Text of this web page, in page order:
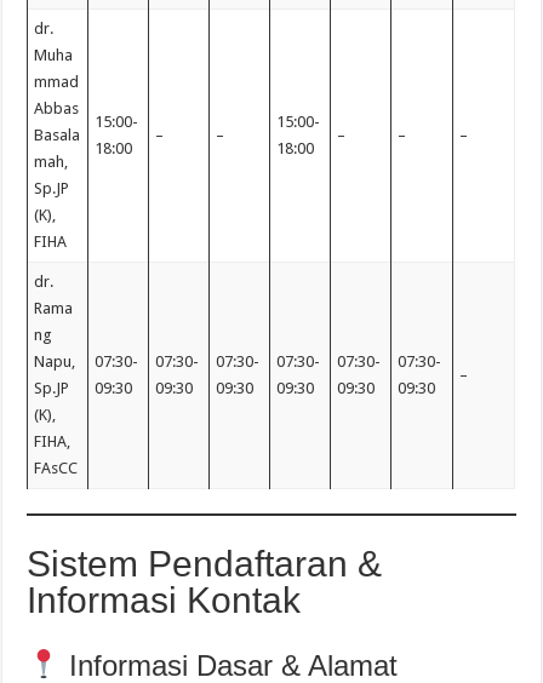
dr.
Muha
mmad
Abbas
Basala
mah,
Sp.JP
(K),
FIHA
15:00-
18:00
– –
15:00-
18:00
– – –
dr.
Rama
ng
Napu,
Sp.JP
(K),
FIHA,
FAsCC
07:30-
09:30
07:30-
09:30
07:30-
09:30
07:30-
09:30
07:30-
09:30
07:30-
09:30
–
Sistem Pendaftaran &
Informasi Kontak
Informasi Dasar & Alamat